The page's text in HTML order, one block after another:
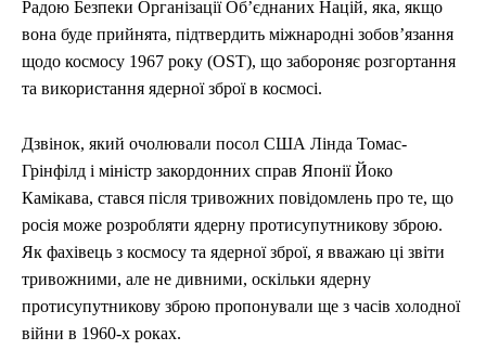
stay ahead of the curve.
УКРАЇНА ВІЙНА СВІТ ПОЛІТИКА
ЕКОНОМІКА СПОРТ ТЕХНОЛОГІЇ
stay ahead of the curve.
УКРАЇНА ВІЙНА СВІТ ПОЛІТИКА
ЕКОНОМІКА СПОРТ ТЕХНОЛОГІЇ
УКРАЇНА ВІЙНА СВІТ ПОЛІТИКА ЕКОНОМІКА
СПОРТ
ТЕХНОЛОГІЇ
УКРАЇНА ВІЙНА СВІТ ПОЛІТИКА ЕКОНОМІКА
СПОРТ
ТЕХНОЛОГІЇ
Радою Безпеки Організації Об’єднаних Націй, яка, якщо
вона буде прийнята, підтвердить міжнародні зобов’язання
щодо космосу 1967 року (OST), що забороняє розгортання
та використання ядерної зброї в космосі.
Дзвінок, який очолювали посол США Лінда Томас-
Грінфілд і міністр закордонних справ Японії Йоко
Камікава, стався після тривожних повідомлень про те, що
росія може розробляти ядерну протисупутникову зброю.
Як фахівець з космосу та ядерної зброї, я вважаю ці звіти
тривожними, але не дивними, оскільки ядерну
протисупутникову зброю пропонували ще з часів холодної
війни в 1960-х роках.